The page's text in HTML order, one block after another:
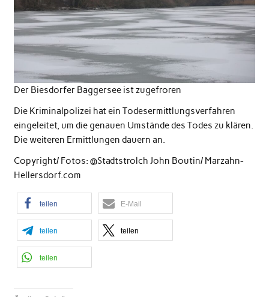
Der Biesdorfer Baggersee ist zugefroren
Die Kriminalpolizei hat ein Todesermittlungsverfahren
eingeleitet, um die genauen Umstände des Todes zu klären.
Die weiteren Ermittlungen dauern an.
Copyright/ Fotos: @Stadtstrolch John Boutin/ Marzahn-
Hellersdorf.com
teilen E-Mail
teilen teilen
teilen